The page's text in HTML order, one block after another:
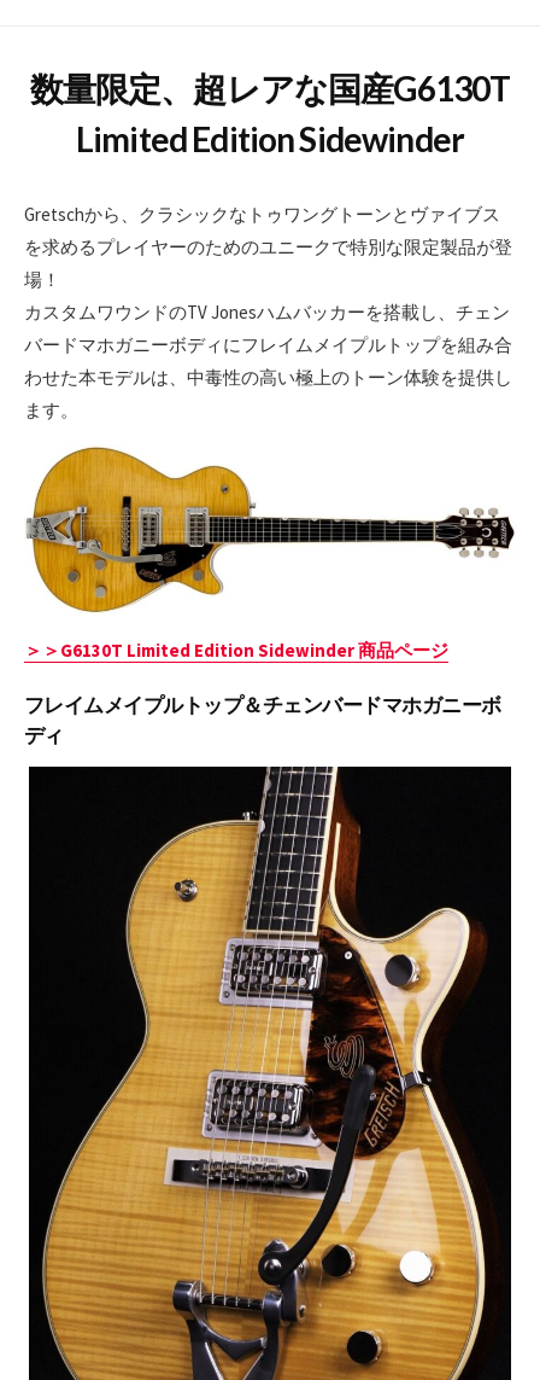
数量限定、超レアな国産G6130T
Limited Edition Sidewinder
Gretschから、クラシックなトゥワングトーンとヴァイブス
を求めるプレイヤーのためのユニークで特別な限定製品が登
場！
カスタムワウンドのTV Jonesハムバッカーを搭載し、チェン
バードマホガニーボディにフレイムメイプルトップを組み合
わせた本モデルは、中毒性の高い極上のトーン体験を提供し
ます。
＞＞G6130T Limited Edition Sidewinder 商品ページ
フレイムメイプルトップ＆チェンバードマホガニーボ
ディ